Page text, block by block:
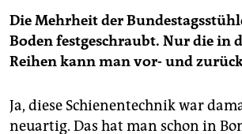
Die Mehrheit der
Boden festgeschraubt. Nur die in
Reihen kann man vor- und
Ja, diese Schienentechnik war
neuartig. Das hat man schon in